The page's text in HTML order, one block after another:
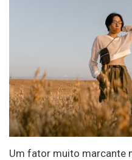
Um fator muito marcante